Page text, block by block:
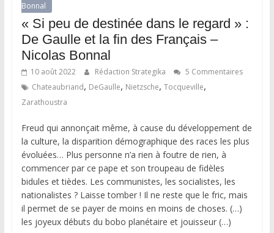
Bonnal
« Si peu de destinée dans le regard » :
De Gaulle et la fin des Français –
Nicolas Bonnal
10 août 2022 Rédaction Strategika
5 Commentaires
Chateaubriand, DeGaulle, Nietzsche, Tocqueville,
Zarathoustra
Freud qui annonçait même, à cause du développement de
la culture, la disparition démographique des races les plus
évoluées… Plus personne n’a rien à foutre de rien, à
commencer par ce pape et son troupeau de fidèles
bidules et tièdes. Les communistes, les socialistes, les
nationalistes ? Laisse tomber ! Il ne reste que le fric, mais
il permet de se payer de moins en moins de choses. (…)
les joyeux débuts du bobo planétaire et jouisseur (…)